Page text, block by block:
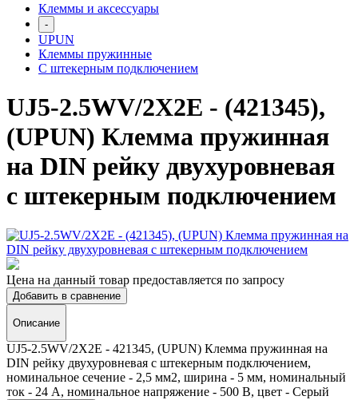
Клеммы и аксессуары
-
UPUN
Клеммы пружинные
C штекерным подключением
UJ5-2.5WV/2X2E - (421345),
(UPUN) Клемма пружинная
на DIN рейку двухуровневая
с штекерным подключением
Цена на данный товар предоставляется по запросу
Добавить в сравнение
Описание
UJ5-2.5WV/2X2E - 421345, (UPUN) Клемма пружинная на
DIN рейку двухуровневая с штекерным подключением,
номинальное сечение - 2,5 мм2, ширина - 5 мм, номинальный
ток - 24 А, номинальное напряжение - 500 В, цвет - Серый